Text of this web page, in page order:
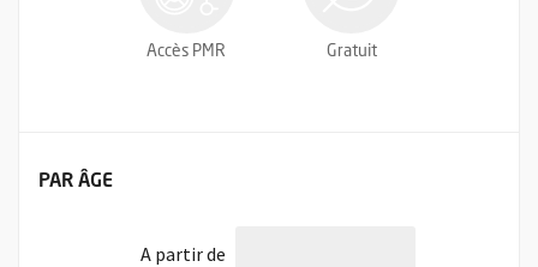
Accès PMR Gratuit
FILTRER LES ÉVÉNEMENTS
PAR ÂGE
A partir del'âge de